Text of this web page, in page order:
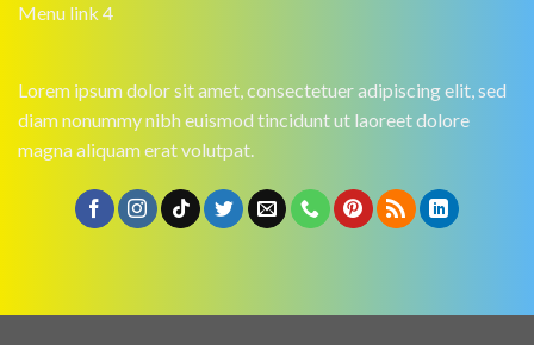
Menu link 4
Lorem ipsum dolor sit amet, consectetuer adipiscing elit, sed
diam nonummy nibh euismod tincidunt ut laoreet dolore
magna aliquam erat volutpat.